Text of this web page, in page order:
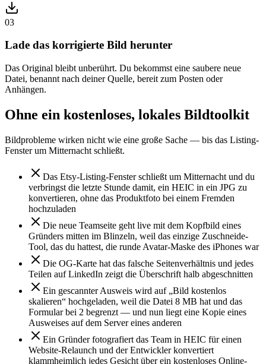
03
Lade das korrigierte Bild herunter
Das Original bleibt unberührt. Du bekommst eine saubere neue
Datei, benannt nach deiner Quelle, bereit zum Posten oder
Anhängen.
Ohne ein kostenloses, lokales Bildtoolkit
Bildprobleme wirken nicht wie eine große Sache — bis das Listing-
Fenster um Mitternacht schließt.
Das Etsy-Listing-Fenster schließt um Mitternacht und du
verbringst die letzte Stunde damit, ein HEIC in ein JPG zu
konvertieren, ohne das Produktfoto bei einem Fremden
hochzuladen
Die neue Teamseite geht live mit dem Kopfbild eines
Gründers mitten im Blinzeln, weil das einzige Zuschneide-
Tool, das du hattest, die runde Avatar-Maske des iPhones war
Die OG-Karte hat das falsche Seitenverhältnis und jedes
Teilen auf LinkedIn zeigt die Überschrift halb abgeschnitten
Ein gescannter Ausweis wird auf „Bild kostenlos
skalieren“ hochgeladen, weil die Datei 8 MB hat und das
Formular bei 2 begrenzt — und nun liegt eine Kopie eines
Ausweises auf dem Server eines anderen
Ein Gründer fotografiert das Team in HEIC für einen
Website-Relaunch und der Entwickler konvertiert
klammheimlich jedes Gesicht über ein kostenloses Online-